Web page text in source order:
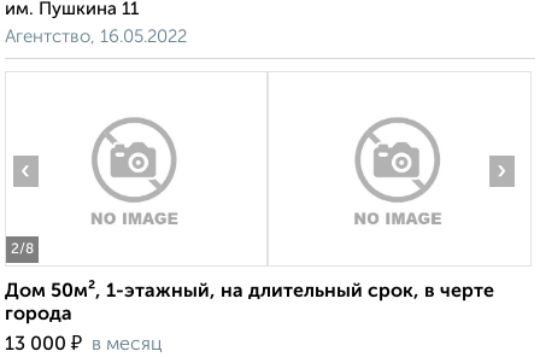
им. Пушкина 11
Агентство, 16.05.2022
2/8
‹ ›
Дом 50м², 1-этажный, на длительный срок, в черте
города
13 000 ₽ в месяц